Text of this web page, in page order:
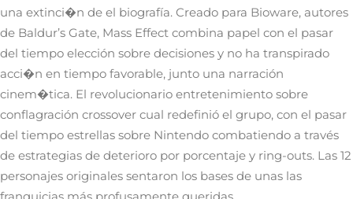
una extinci�n de el biografía. Creado para Bioware, autores
de Baldur’s Gate, Mass Effect combina papel con el pasar
del tiempo elección sobre decisiones y no ha transpirado
acci�n en tiempo favorable, junto una narración
cinem�tica. El revolucionario entretenimiento sobre
conflagración crossover cual redefinió el grupo, con el pasar
del tiempo estrellas sobre Nintendo combatiendo a través
de estrategias de deterioro por porcentaje y ring-outs. Las 12
personajes originales sentaron los bases de unas las